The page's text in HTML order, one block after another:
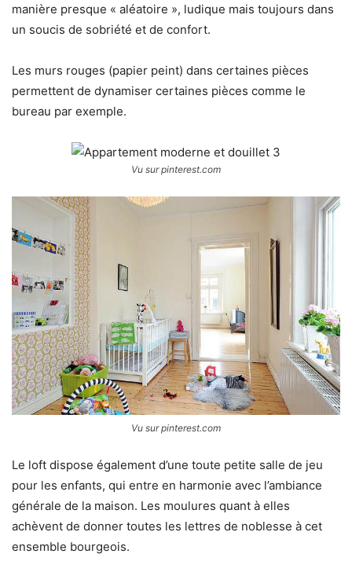
manière presque « aléatoire », ludique mais toujours dans
un soucis de sobriété et de confort.
Les murs rouges (papier peint) dans certaines pièces
permettent de dynamiser certaines pièces comme le
bureau par exemple.
Vu sur pinterest.com
Vu sur pinterest.com
Le loft dispose également d’une toute petite salle de jeu
pour les enfants, qui entre en harmonie avec l’ambiance
générale de la maison. Les moulures quant à elles
achèvent de donner toutes les lettres de noblesse à cet
ensemble bourgeois.